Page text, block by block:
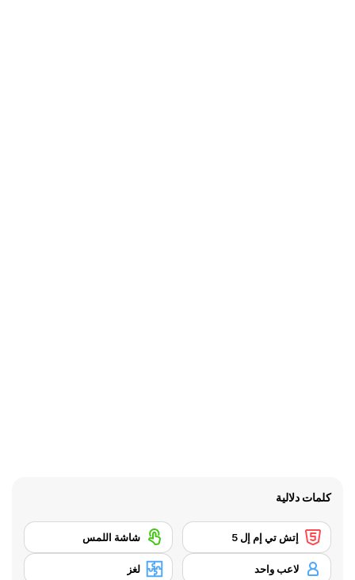
كلمات دلالية
إتش تي إم إل 5 شاشة اللمس
لاعب واحد لغز